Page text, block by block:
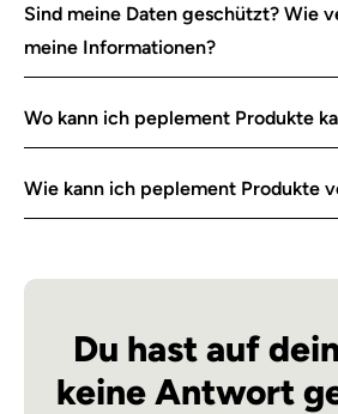
Sind meine Daten geschützt? Wie
meine Informationen?
Wo kann ich peplement Produkte
Wie kann ich peplement Produkte
Du hast auf
keine Antwort